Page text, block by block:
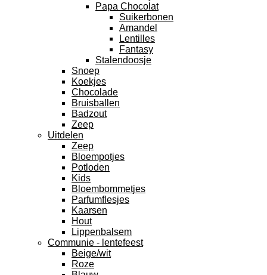
Papa Chocolat
Suikerbonen
Amandel
Lentilles
Fantasy
Stalendoosje
Snoep
Koekjes
Chocolade
Bruisballen
Badzout
Zeep
Uitdelen
Zeep
Bloempotjes
Potloden
Kids
Bloembommetjes
Parfumflesjes
Kaarsen
Hout
Lippenbalsem
Communie - lentefeest
Beige/wit
Roze